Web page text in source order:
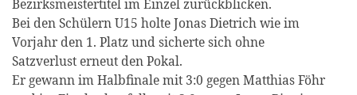
Bezirksmeistertitel im Einzel zurückblicken.
Bei den Schülern U15 holte Jonas Dietrich wie im
Vorjahr den 1. Platz und sicherte sich ohne
Satzverlust erneut den Pokal.
Er gewann im Halbfinale mit 3:0 gegen Matthias Föhr